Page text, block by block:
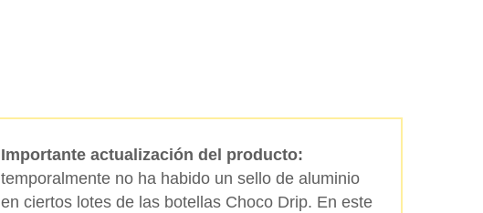
Importante actualización del producto:
temporalmente no ha habido un sello de aluminio
en ciertos lotes de las botellas Choco Drip. En este